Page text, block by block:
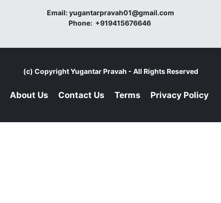
Email:yugantarpravah01@gmail.com
Phone: +919415676646
(c) CopyrightYugantar Pravah - All Rights Reserved
About Us Contact Us Terms Privacy Policy